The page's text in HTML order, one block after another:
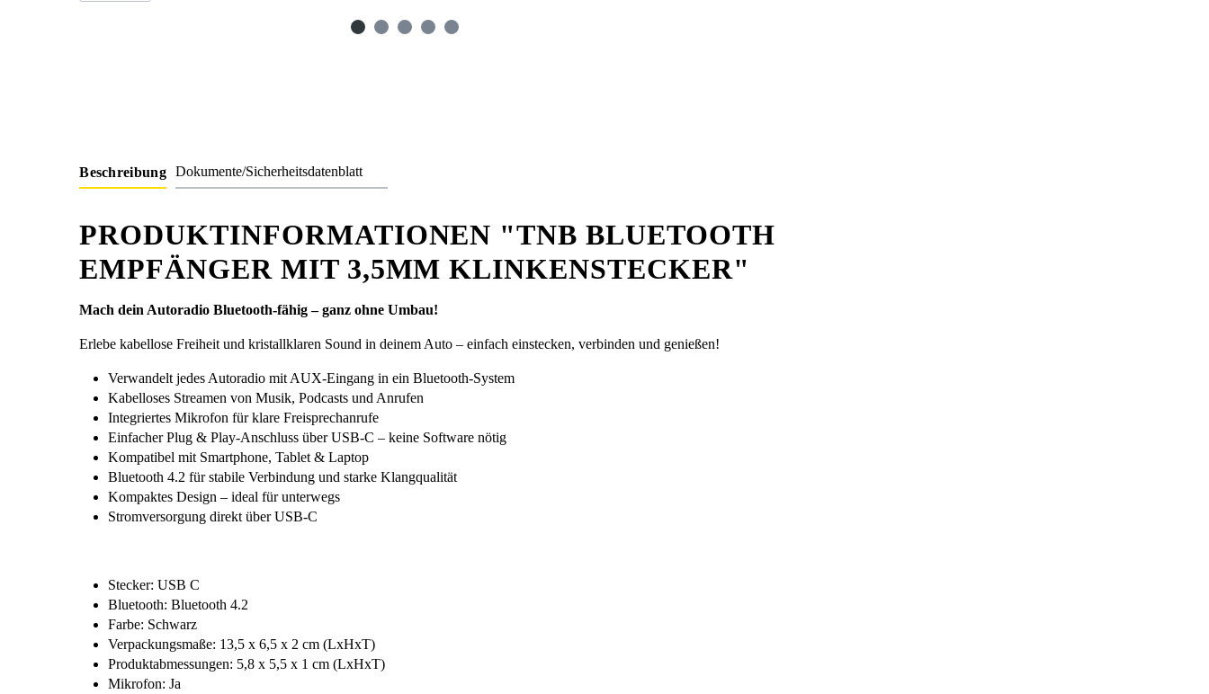
Beschreibung Dokumente/Sicherheitsdatenblatt
PRODUKTINFORMATIONEN "TNB BLUETOOTH
EMPFÄNGER MIT 3,5MM KLINKENSTECKER"
Mach dein Autoradio Bluetooth-fähig – ganz ohne Umbau!
Erlebe kabellose Freiheit und kristallklaren Sound in deinem Auto – einfach einstecken, verbinden und genießen!
Verwandelt jedes Autoradio mit AUX-Eingang in ein Bluetooth-System
Kabelloses Streamen von Musik, Podcasts und Anrufen
Integriertes Mikrofon für klare Freisprechanrufe
Einfacher Plug & Play-Anschluss über USB-C – keine Software nötig
Kompatibel mit Smartphone, Tablet & Laptop
Bluetooth 4.2 für stabile Verbindung und starke Klangqualität
Kompaktes Design – ideal für unterwegs
Stromversorgung direkt über USB-C
Stecker: USB C
Bluetooth: Bluetooth 4.2
Farbe: Schwarz
Verpackungsmaße: 13,5 x 6,5 x 2 cm (LxHxT)
Produktabmessungen: 5,8 x 5,5 x 1 cm (LxHxT)
Mikrofon: Ja